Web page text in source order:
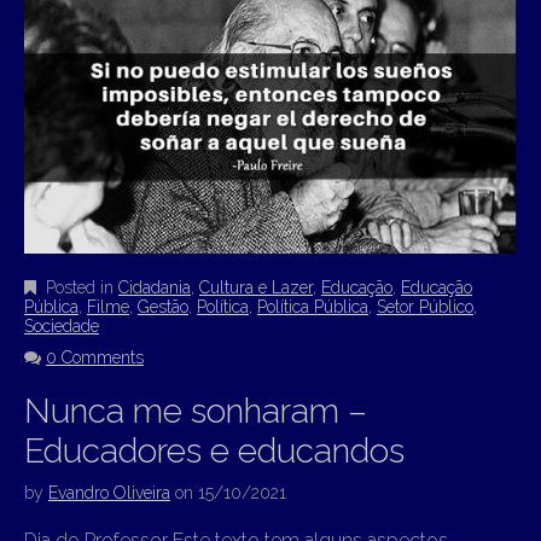
Posted in Cidadania Cultura e Lazer, Educação Educação
Pública Filme Gestão Política Política Pública Setor Público
Sociedade
0 Comments
Nunca me sonharam –
Educadores e educandos
by Evandro Oliveira on 15/10/2021